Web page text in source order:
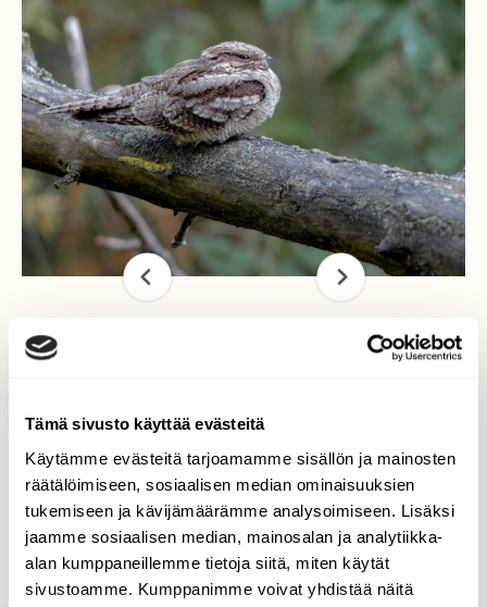
Tämä sivusto käyttää evästeitä
Käytämme evästeitä tarjoamamme sisällön ja mainosten
räätälöimiseen, sosiaalisen median ominaisuuksien
tukemiseen ja kävijämäärämme analysoimiseen. Lisäksi
jaamme sosiaalisen median, mainosalan ja analytiikka-
alan kumppaneillemme tietoja siitä, miten käytät
sivustoamme. Kumppanimme voivat yhdistää näitä
Tamperelaisia lintuharrastajia on
ilahduttanut viime päivinä läsnäolollaan
kehrääjä, joka pitää lepopaikkanaan
suositun lintujärven rannalla olevaa
kaatunutta puunrunkoa. Iltasella lintu lähtee
saalistusretkelle, mutta aamulla palaa
uskollisesti saman puunrungon päälle